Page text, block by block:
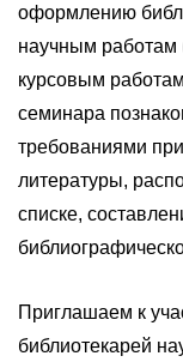
оформлению
научным
курсовым
семинара
требованиями
литературы,
списке,
Приглашаем к
библиотекарей